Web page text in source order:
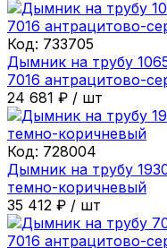
Код: 733705
Дымник на трубу
7016 антрацитово-
24 681 ₽ / шт
Код: 728004
Дымник на трубу
темно-коричневый
35 412 ₽ / шт